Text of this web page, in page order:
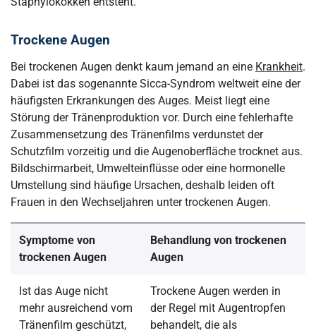
Trockene Augen
Bei trockenen Augen denkt kaum jemand an eine Krankheit.
Dabei ist das sogenannte Sicca-Syndrom weltweit eine der
häufigsten Erkrankungen des Auges. Meist liegt eine
Störung der Tränenproduktion vor. Durch eine fehlerhafte
Zusammensetzung des Tränenfilms verdunstet der
Schutzfilm vorzeitig und die Augenoberfläche trocknet aus.
Bildschirmarbeit, Umwelteinflüsse oder eine hormonelle
Umstellung sind häufige Ursachen, deshalb leiden oft
Frauen in den Wechseljahren unter trockenen Augen.
Symptome von
trockenen Augen
Behandlung von trockenen
Augen
Ist das Auge nicht
mehr ausreichend vom
Tränenfilm geschützt,
Trockene Augen werden in
der Regel mit Augentropfen
behandelt, die als